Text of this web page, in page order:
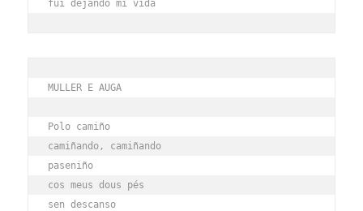
fui dejando mi vida
MULLER E AUGA
Polo camiño
camiñando, camiñando
paseniño
cos meus dous pés
sen descanso